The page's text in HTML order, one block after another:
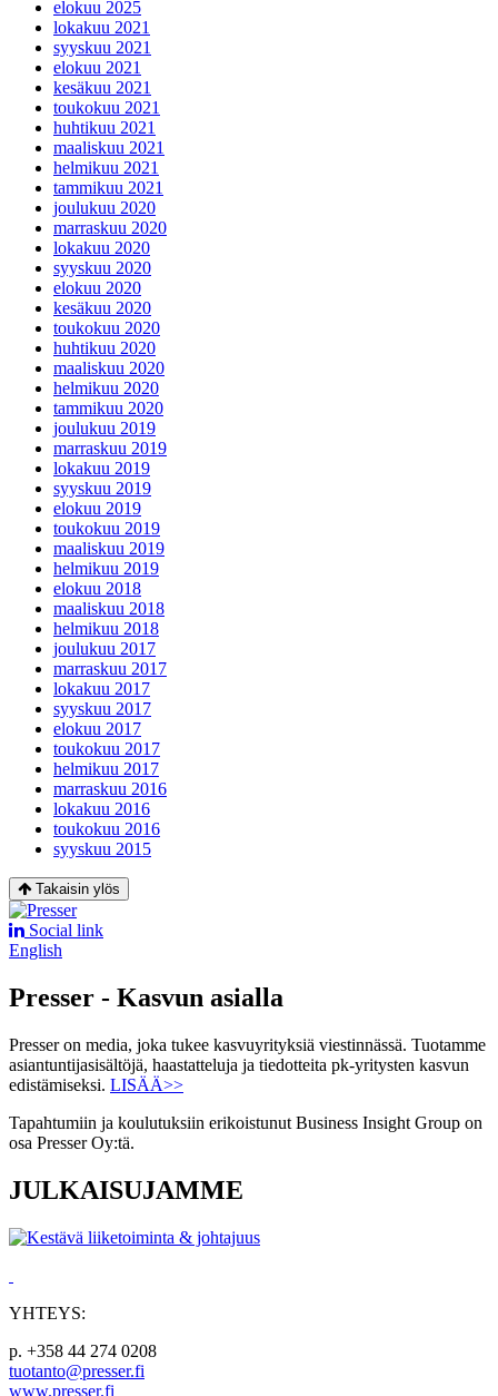
elokuu 2025
lokakuu 2021
syyskuu 2021
elokuu 2021
kesäkuu 2021
toukokuu 2021
huhtikuu 2021
maaliskuu 2021
helmikuu 2021
tammikuu 2021
joulukuu 2020
marraskuu 2020
lokakuu 2020
syyskuu 2020
elokuu 2020
kesäkuu 2020
toukokuu 2020
huhtikuu 2020
maaliskuu 2020
helmikuu 2020
tammikuu 2020
joulukuu 2019
marraskuu 2019
lokakuu 2019
syyskuu 2019
elokuu 2019
toukokuu 2019
maaliskuu 2019
helmikuu 2019
elokuu 2018
maaliskuu 2018
helmikuu 2018
joulukuu 2017
marraskuu 2017
lokakuu 2017
syyskuu 2017
elokuu 2017
toukokuu 2017
helmikuu 2017
marraskuu 2016
lokakuu 2016
toukokuu 2016
syyskuu 2015
Takaisin ylös
Social link
English
Presser - Kasvun asialla
Presser on media, joka tukee kasvuyrityksiä viestinnässä. Tuotamme
asiantuntijasisältöjä, haastatteluja ja tiedotteita pk-yritysten kasvun
edistämiseksi. LISÄÄ>>
Tapahtumiin ja koulutuksiin erikoistunut Business Insight Group on
osa Presser Oy:tä.
JULKAISUJAMME
YHTEYS:
p. +358 44 274 0208
tuotanto@presser.fi
www.presser.fi